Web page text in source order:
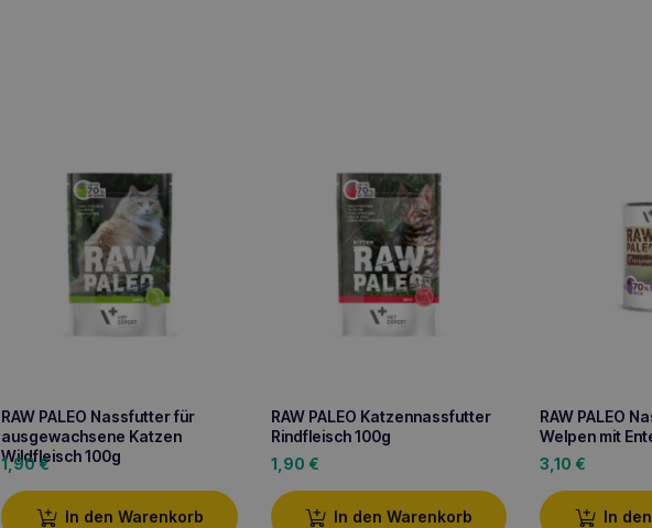
RAW PALEO Nassfutter für
ausgewachsene Katzen
Wildfleisch 100g
1,90€
In den Warenkorb
RAW PALEO Katzennassfutter
Rindfleisch 100g
1,90 €
In den Warenkorb
RAW PALEO
Welpen mit
3,10 €
In